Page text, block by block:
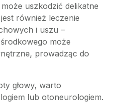
uszkodzić delikatne
również leczenie
i uszu –
może
prowadząc do
głowy, warto
lub otoneurologiem.